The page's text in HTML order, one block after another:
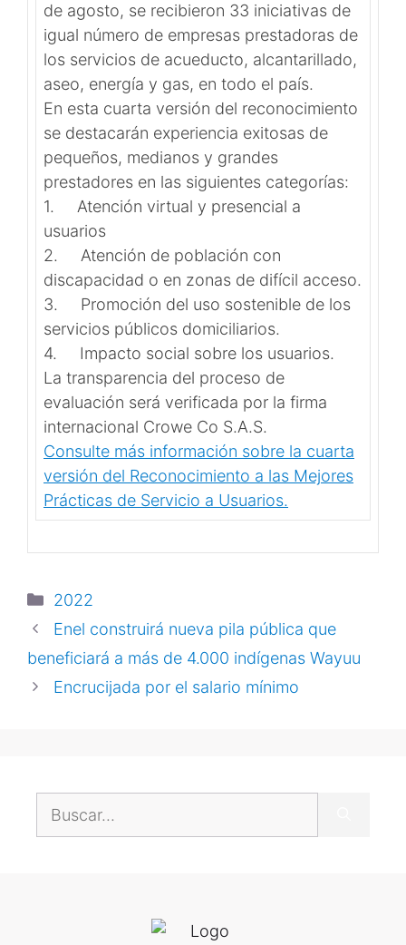
de agosto, se recibieron 33 iniciativas de
igual número de empresas prestadoras de
los servicios de acueducto, alcantarillado,
aseo, energía y gas, en todo el país.
En esta cuarta versión del reconocimiento
se destacarán experiencia exitosas de
pequeños, medianos y grandes
prestadores en las siguientes categorías:
1. Atención virtual y presencial a
usuarios
2. Atención de población con
discapacidad o en zonas de difícil acceso.
3. Promoción del uso sostenible de los
servicios públicos domiciliarios.
4. Impacto social sobre los usuarios.
La transparencia del proceso de
evaluación será verificada por la firma
internacional Crowe Co S.A.S.
Consulte más información sobre la cuarta
versión del Reconocimiento a las Mejores
Prácticas de Servicio a Usuarios.
2022
Enel construirá nueva pila pública que
beneficiará a más de 4.000 indígenas Wayuu
Encrucijada por el salario mínimo